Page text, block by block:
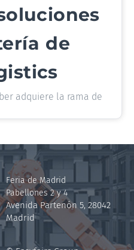
de
adquiere la rama de
Feria de Madrid
Pabellones 2 y 4
Avenida Partenón 5, 28042
Madrid